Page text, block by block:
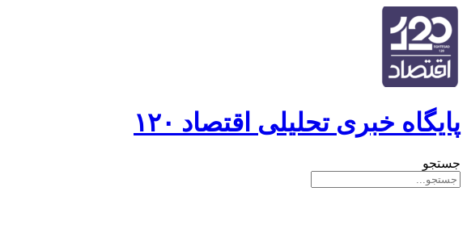
پایگاه خبری تحلیلی اقتصاد ۱۲۰
جستجو